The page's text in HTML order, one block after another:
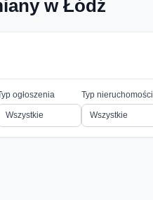
w Łódź
ogłoszenia Typ nieruchomości
Wszystkie